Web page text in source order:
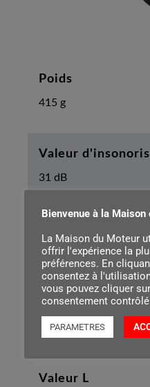
Poids
415 g
Valeur
31 dB
36 dB
Valeur M
29 dB
Valeur L
Bienvenue à la Maison
La Maison du Moteur
offrir l'expérience la
préférences. En
consentez à
vous pouvez cliquer
consentement
PARAMETRES